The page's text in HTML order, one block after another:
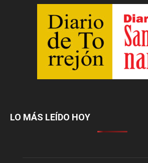
LO MÁS LEÍDO HOY